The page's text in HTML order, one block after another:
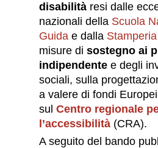
disabilità resi dalle
nazionali della Scuola
Guida e dalla
misure di sostegno ai
indipendente e degli
sociali, sulla
a valere di fondi
sul Centro regionale
l’accessibilità (CRA).
A seguito del bando